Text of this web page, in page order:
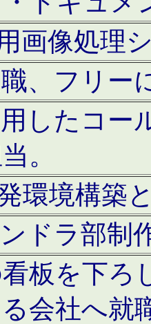
画像処理
、フリー
したコー
。
環境構築
ドラ部制
板を下ろ
会社へ就